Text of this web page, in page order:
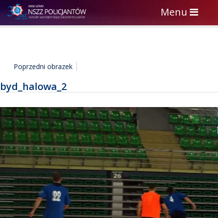
Toggle
navigation
Menu
Poprzedni obrazek
byd_halowa_2